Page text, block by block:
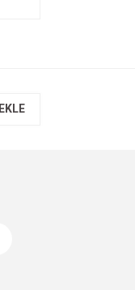
EKLE